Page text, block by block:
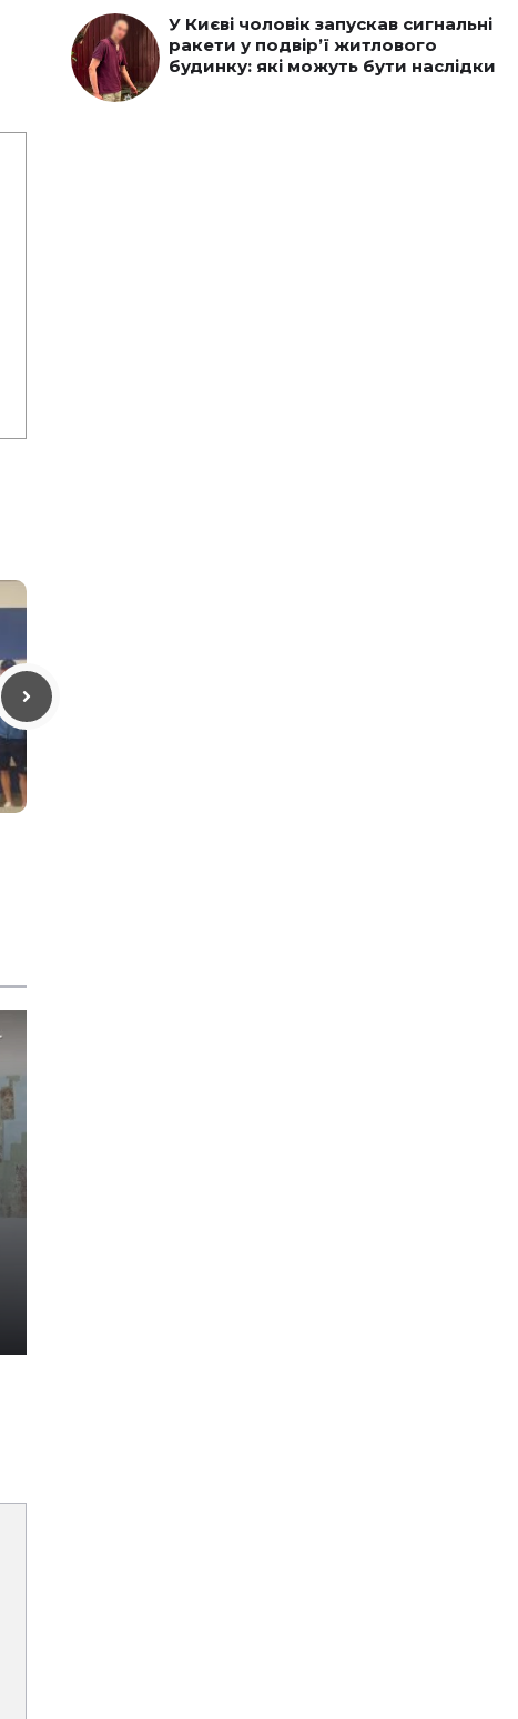
У Києві чоловік запускав сигнальні
ракети у подвір’ї житлового
будинку: які можуть бути наслідки